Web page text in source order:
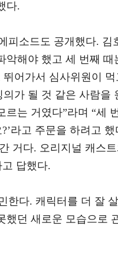
다.
피소드도 공개했다. 김
악해야 했고 세 번째 때
어가서 심사위원이 먹
가 될 것 같은 사람을
는 거였다”라며 “세
라고 주문을 하려고 했
거다. 오리지널 캐스
답했다.
한다. 캐릭터를 더 잘 살
했던 새로운 모습으로